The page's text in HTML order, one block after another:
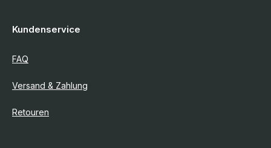
Kundenservice
FAQ
Versand & Zahlung
Retouren